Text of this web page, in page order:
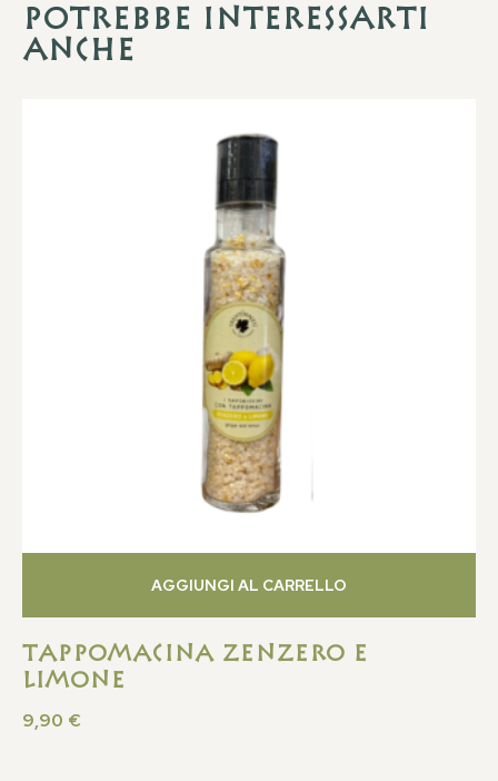
Potrebbe interessarti
anche
Tappomacina Zenzero e
Limone
9,90 €
AGGIUNGI AL CARRELLO